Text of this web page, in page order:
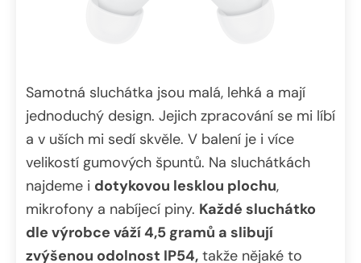
Samotná sluchátka jsou malá, lehká a mají
jednoduchý design. Jejich zpracování se mi líbí
a v uších mi sedí skvěle. V balení je i více
velikostí gumových špuntů. Na sluchátkách
najdeme i dotykovou lesklou plochu,
mikrofony a nabíjecí piny. Každé sluchátko
dle výrobce váží 4,5 gramů a slibují
zvýšenou odolnost IP54, takže nějaké to